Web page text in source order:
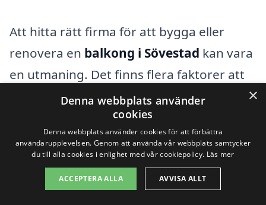
Att hitta rätt firma för att bygga eller
renovera en balkong i Sövestad kan vara
en utmaning. Det finns flera faktorer att
överväga, som kvalitet, pris och expertis.
Genom att söka hjälp i närliggande städer
kan du öka dina chanser att hitta en
pålitlig och kompetent leverantör. I den
här texten kan du få tips på hur du hittar
×
Denna webbplats använder
cookies
Denna webbplats använder cookies för att förbättra
användarupplevelsen. Genom att använda vår webbplats samtycker
du till alla cookies i enlighet med vår cookiepolicy. Läs mer
ACCEPTERA ALLA AVVISA ALLT